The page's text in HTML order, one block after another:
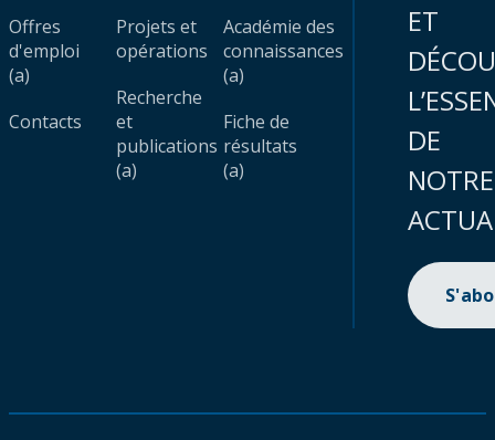
Offres
d'emploi
(a)
Contacts
Projets et
opérations
Recherche
et
publications
(a)
Académie des
connaissances
(a)
Fiche de
résultats
(a)
ET
DE
NOTRE